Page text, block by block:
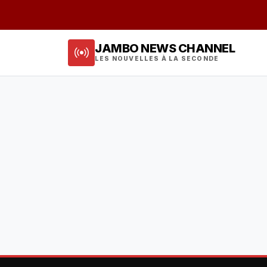
JAMBO NEWS CHANNEL
LES NOUVELLES À LA SECONDE